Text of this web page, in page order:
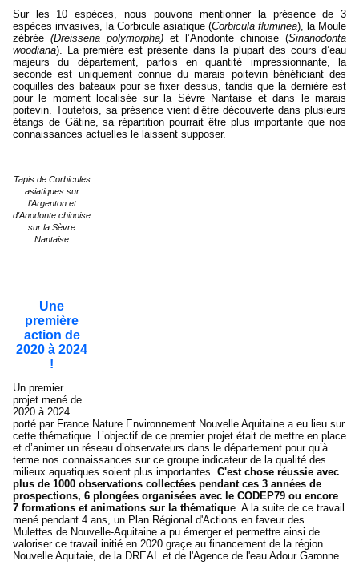
Sur les 10 espèces, nous pouvons mentionner la présence de 3
espèces invasives, la Corbicule asiatique (Corbicula fluminea), la Moule
zébrée (Dreissena polymorpha) et l’Anodonte chinoise (Sinanodonta
woodiana). La première est présente dans la plupart des cours d’eau
majeurs du département, parfois en quantité impressionnante, la
seconde est uniquement connue du marais poitevin bénéficiant des
coquilles des bateaux pour se fixer dessus, tandis que la dernière est
pour le moment localisée sur la Sèvre Nantaise et dans le marais
poitevin. Toutefois, sa présence vient d’être découverte dans plusieurs
étangs de Gâtine, sa répartition pourrait être plus importante que nos
connaissances actuelles le laissent supposer.
Tapis de Corbicules
asiatiques sur
l’Argenton et
d'Anodonte chinoise
sur la Sèvre
Nantaise
Une
première
action de
2020 à 2024
!
Un premier
projet mené de
2020 à 2024
porté par France Nature Environnement Nouvelle Aquitaine a eu lieu sur
cette thématique. L’objectif de ce premier projet était de mettre en place
et d’animer un réseau d’observateurs dans le département pour qu’à
terme nos connaissances sur ce groupe indicateur de la qualité des
milieux aquatiques soient plus importantes. C'est chose réussie avec
plus de 1000 observations collectées pendant ces 3 années de
prospections, 6 plongées organisées avec le CODEP79 ou encore
7 formations et animations sur la thématique. A la suite de ce travail
mené pendant 4 ans, un Plan Régional d'Actions en faveur des
Mulettes de Nouvelle-Aquitaine a pu émerger et permettre ainsi de
valoriser ce travail initié en 2020 graçe au financement de la région
Nouvelle Aquitaie, de la DREAL et de l'Agence de l'eau Adour Garonne.